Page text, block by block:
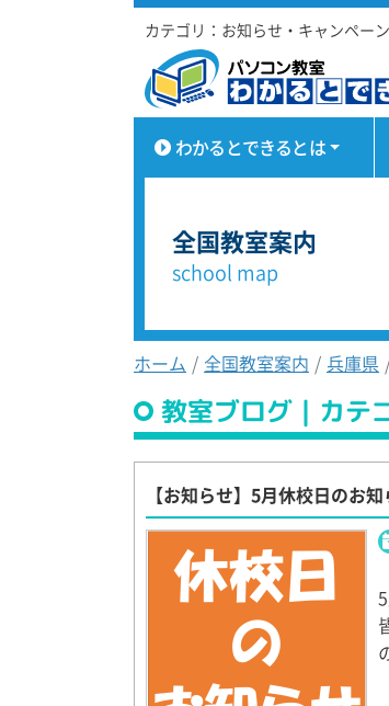
カテゴリ：お知らせ・キャンペー
わかるとできるとは
全国教室案内
school map
ホーム 全国教室案内 兵庫県
教室ブログ｜カテ
【お知らせ】5月休校日のお知